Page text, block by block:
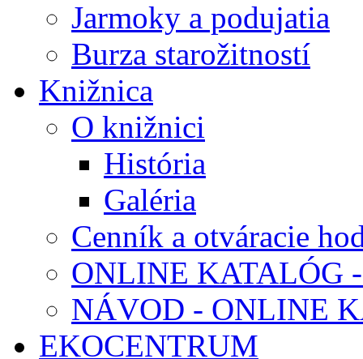
Jarmoky a podujatia
Burza starožitností
Knižnica
O knižnici
História
Galéria
Cenník a otváracie
ONLINE KATALÓG
NÁVOD - ONLINE
EKOCENTRUM